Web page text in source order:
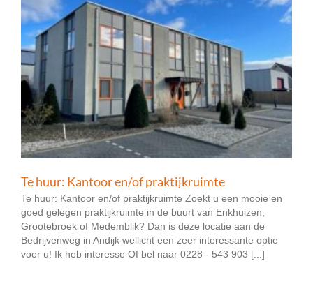
Te huur: Kantoor en/of praktijkruimte
Te huur: Kantoor en/of praktijkruimte Zoekt u een mooie en
goed gelegen praktijkruimte in de buurt van Enkhuizen,
Grootebroek of Medemblik? Dan is deze locatie aan de
Bedrijvenweg in Andijk wellicht een zeer interessante optie
voor u! Ik heb interesse Of bel naar 0228 - 543 903 [...]